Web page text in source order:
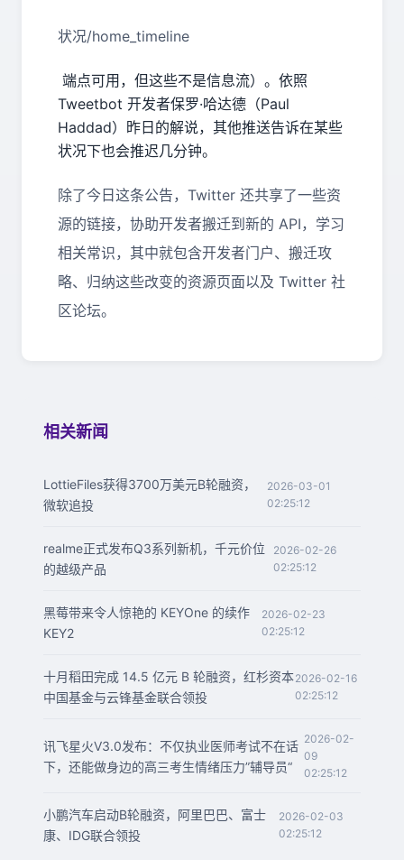
状况/home_timeline
端点可用，但这些不是信息流）。依照
Tweetbot 开发者保罗·哈达德（Paul
Haddad）昨日的解说，其他推送告诉在某些
状况下也会推迟几分钟。
除了今日这条公告，Twitter 还共享了一些资
源的链接，协助开发者搬迁到新的 API，学习
相关常识，其中就包含开发者门户、搬迁攻
略、归纳这些改变的资源页面以及 Twitter 社
区论坛。
相关新闻
LottieFiles获得3700万美元B轮融资，
微软追投
2026-03-01
02:25:12
realme正式发布Q3系列新机，千元价位
的越级产品
2026-02-26
02:25:12
黑莓带来令人惊艳的 KEYOne 的续作
KEY2
2026-02-23
02:25:12
十月稻田完成 14.5 亿元 B 轮融资，红杉资本
中国基金与云锋基金联合领投
2026-02-16
02:25:12
讯飞星火V3.0发布：不仅执业医师考试不在话
下，还能做身边的高三考生情绪压力”辅导员“
2026-02-
09
02:25:12
小鹏汽车启动B轮融资，阿里巴巴、富士
康、IDG联合领投
2026-02-03
02:25:12